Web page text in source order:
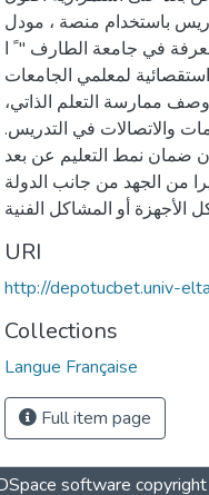
باستخدام منصة ، مودل
في جامعة الطارف " ً ا
لمعلمي الجامعات
ممارسة التعلم الذاتي،
والاتصالات في التدريس.
ضمان نمط التعليم عن بعد
من الجهد من جانب الدولة
URI
http://depotucbet.univ-
Collections
Langue Française
Full item page
software